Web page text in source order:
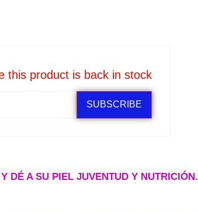
this product is back in stock
SUBSCRIBE
DÉ A SU PIEL JUVENTUD Y NUTRICIÓN.